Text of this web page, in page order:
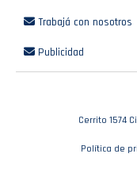
Trabajá con nosotros
Publicidad
Cerrito 1574
Política de